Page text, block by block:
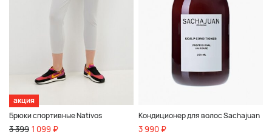
акция
Брюки спортивные Nativos
3 399 1 099 ₽
Кондиционер для волос Sachajuan
3 990 ₽